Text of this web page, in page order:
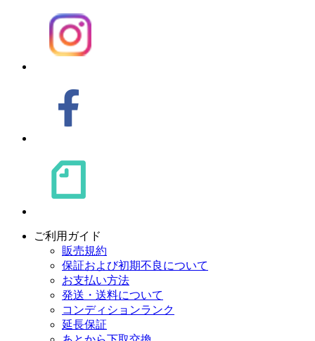
ご利用ガイド
販売規約
保証および初期不良について
お支払い方法
発送・送料について
コンディションランク
延長保証